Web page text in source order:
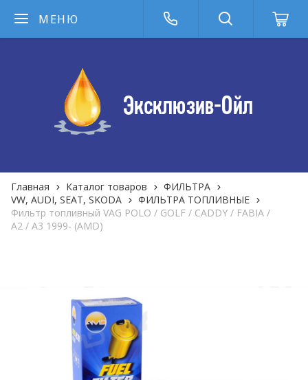
МЕНЮ
Главная Каталог товаров
ФИЛЬТРА
VW, AUDI, SEAT, SKODA
ФИЛЬТРА ТОПЛИВНЫЕ
Фильтр топливный VAG POLO / GOLF / CADDY / FABIA /
A2 / A3 1999- (AMD)